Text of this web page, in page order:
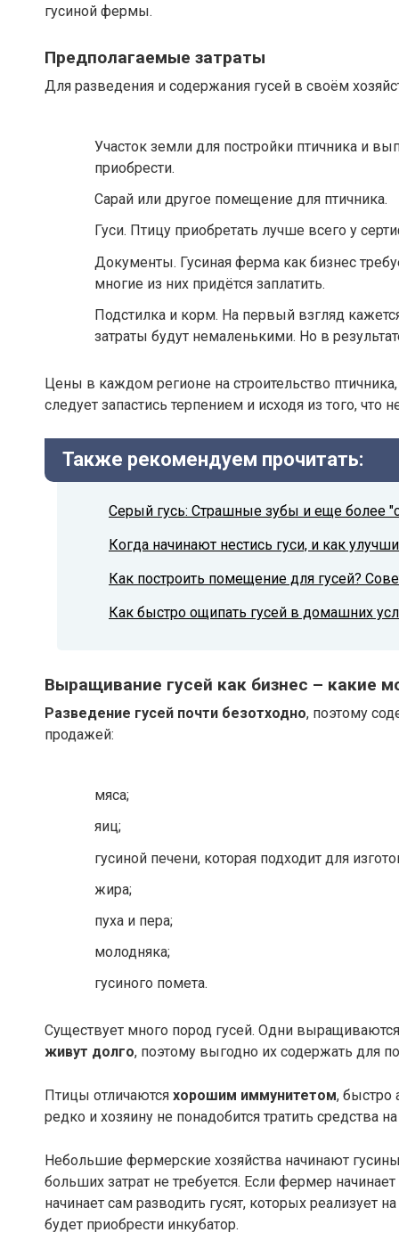
гусиной фермы.
Предполагаемые затраты
Для разведения и содержания гусей в своём
Участок земли для постройки птичника и
приобрести.
Сарай или другое помещение для птичника.
Гуси. Птицу приобретать лучше всего у
Документы. Гусиная ферма как бизнес
многие из них придётся заплатить.
Подстилка и корм. На первый взгляд
затраты будут немаленькими. Но в
Цены в каждом регионе на строительство
следует запастись терпением и исходя из того,
Также рекомендуем прочитать:
Серый гусь: Страшные зубы и еще более
Когда начинают нестись гуси, и как
Как построить помещение для гусей?
Как быстро ощипать гусей в домашних
Выращивание гусей как бизнес – какие
Разведение гусей почти безотходно, поэтому
продажей:
мяса;
яиц;
гусиной печени, которая подходит для
жира;
пуха и пера;
молодняка;
гусиного помета.
Существует много пород гусей. Одни
живут долго, поэтому выгодно их содержать для
Птицы отличаются хорошим иммунитетом, быстро
редко и хозяину не понадобится тратить средства
Небольшие фермерские хозяйства начинают
больших затрат не требуется. Если фермер
начинает сам разводить гусят, которых реализует
будет приобрести инкубатор.